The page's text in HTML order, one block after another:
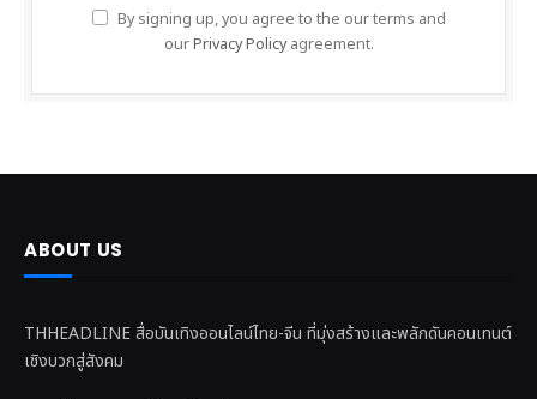
By signing up, you agree to the our terms and
ourPrivacy Policyagreement.
ABOUT US
THHEADLINE สื่อบันเทิงออนไลน์ไทย-จีน ที่มุ่งสร้างและพลักดันคอนเทนต์
เชิงบวกสู่สังคม